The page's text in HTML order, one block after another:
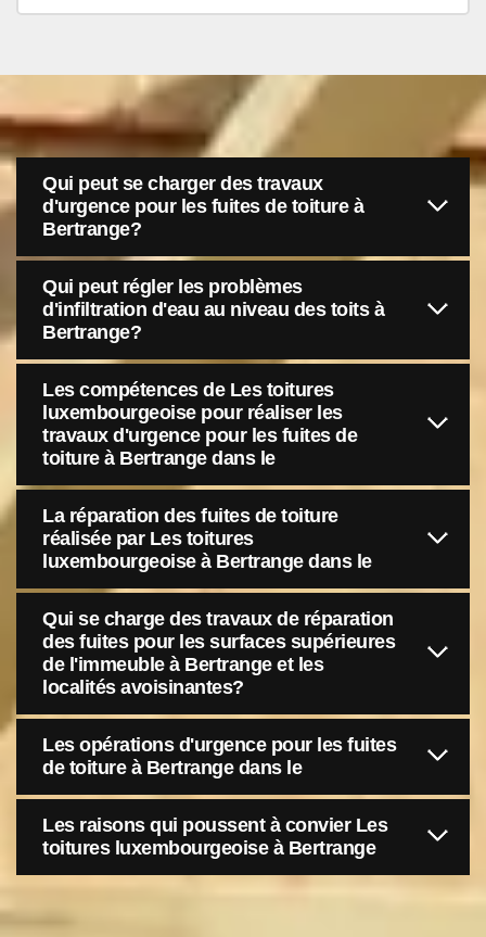
Qui peut se charger des travaux
d'urgence pour les fuites de toiture à
Bertrange?
Qui peut régler les problèmes
d'infiltration d'eau au niveau des toits à
Bertrange?
Les compétences de Les toitures
luxembourgeoise pour réaliser les
travaux d'urgence pour les fuites de
toiture à Bertrange dans le
La réparation des fuites de toiture
réalisée par Les toitures
luxembourgeoise à Bertrange dans le
Qui se charge des travaux de réparation
des fuites pour les surfaces supérieures
de l'immeuble à Bertrange et les
localités avoisinantes?
Les opérations d'urgence pour les fuites
de toiture à Bertrange dans le
Les raisons qui poussent à convier Les
toitures luxembourgeoise à Bertrange